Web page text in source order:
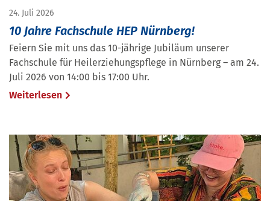
24. Juli 2026
10 Jahre Fachschule HEP Nürnberg!
Feiern Sie mit uns das 10-jährige Jubiläum unserer
Fachschule für Heilerziehungspflege in Nürnberg – am 24.
Juli 2026 von 14:00 bis 17:00 Uhr.
Weiterlesen